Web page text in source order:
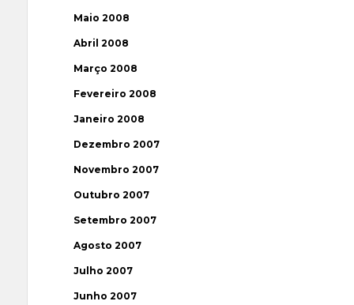
Maio 2008
Abril 2008
Março 2008
Fevereiro 2008
Janeiro 2008
Dezembro 2007
Novembro 2007
Outubro 2007
Setembro 2007
Agosto 2007
Julho 2007
Junho 2007